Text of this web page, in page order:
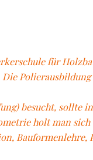
für
besucht, sollte
holt man sich
Bauformenlehre,